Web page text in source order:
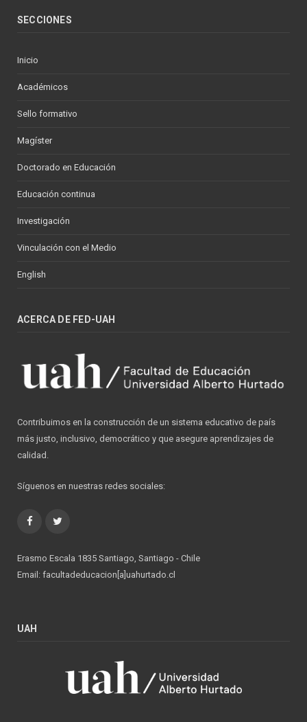
SECCIONES
Inicio
Académicos
Sello formativo
Magíster
Doctorado en Educación
Educación continua
Investigación
Vinculación con el Medio
English
ACERCA DE FED-UAH
Contribuimos en la construcción de un sistema educativo de país
más justo, inclusivo, democrático y que asegure aprendizajes de
calidad.
Síguenos en nuestras redes sociales:
Facebook
Erasmo Escala 1835 Santiago, Santiago - Chile
Email: facultadeducacion[a]uahurtado.cl
UAH